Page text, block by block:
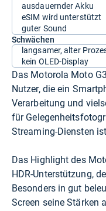
ausdauernder Akku
eSIM wird unterstützt
guter Sound
Schwächen
langsamer, alter
kein OLED-Display
Das Motorola Moto
Nutzer, die ein
Verarbeitung und
für
Streaming-Diensten
Das Highlight des
HDR-Unterstützung,
Besonders in gut
Screen seine Stärken